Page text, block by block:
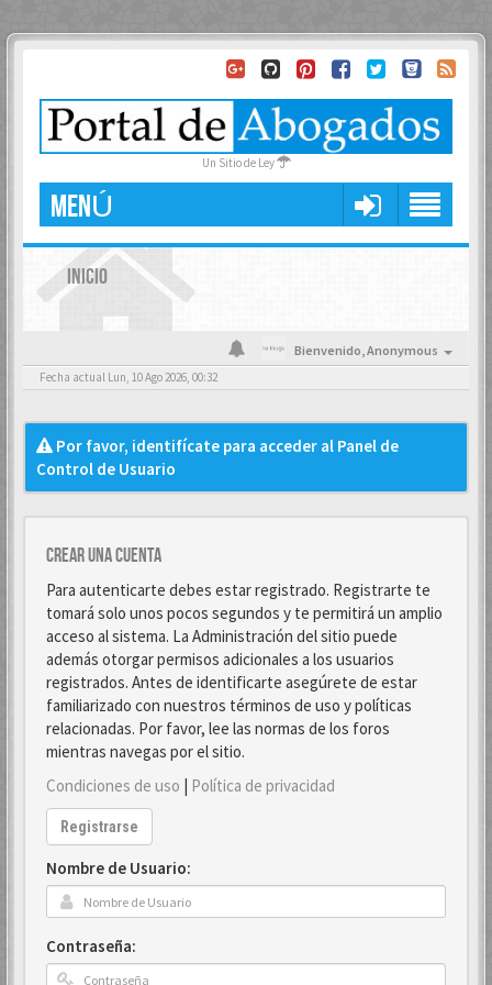
Un Sitio de Ley
MENÚ
INICIO
Bienvenido,Anonymous
Fecha actual Lun, 10 Ago 2026, 00:32
Por favor, identifícate para acceder al Panel de
Control de Usuario
Crear una cuenta
Para autenticarte debes estar registrado. Registrarte te
tomará solo unos pocos segundos y te permitirá un amplio
acceso al sistema. La Administración del sitio puede
además otorgar permisos adicionales a los usuarios
registrados. Antes de identificarte asegúrete de estar
familiarizado con nuestros términos de uso y políticas
relacionadas. Por favor, lee las normas de los foros
mientras navegas por el sitio.
Condiciones de uso | Política de privacidad
Registrarse
Nombre de Usuario:
Contraseña: